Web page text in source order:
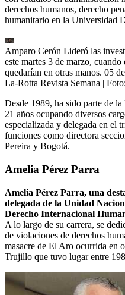
derechos humanos, derecho
humanitario en la Universidad
Amparo Cerón Lideró las
este martes 3 de marzo,
quedarían en otras manos. 05
La-Rotta Revista Semana | Foto:
Desde 1989, ha sido parte de
21 años ocupando diversos
especializada y delegada en el
funciones como directora
Pereira y Bogotá.
Amelia Pérez Parra
Amelia Pérez Parra, una
delegada de la Unidad
Derecho Internacional
A lo largo de su carrera, se
de violaciones de derechos
masacre de El Aro ocurrida en
Trujillo que tuvo lugar entre